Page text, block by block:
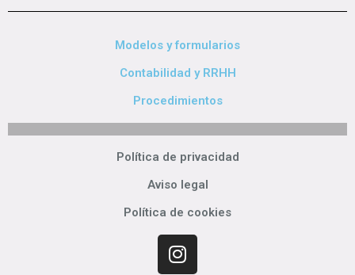
Modelos y formularios
Contabilidad y RRHH
Procedimientos
Política de privacidad
Aviso legal
Política de cookies